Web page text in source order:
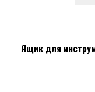
Ящик для